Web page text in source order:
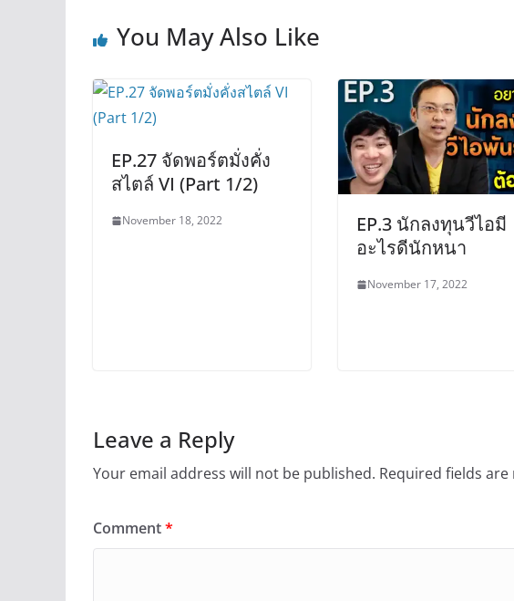
You May Also Like
EP.27 จัดพอร์ตมั่งคั่ง
สไตล์ VI (Part 1/2)
November 18, 2022
EP.3 นักลงทุนวีไอมี
อะไรดีนักหนา
November 17, 2022
Leave a Reply
Your email address will not be published. Required fields are
Comment*